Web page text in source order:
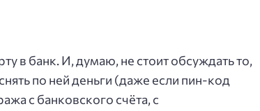
в банк. И, думаю, не стоит обсуждать то,
по ней деньги (даже если пин-код
с банковского счёта, с